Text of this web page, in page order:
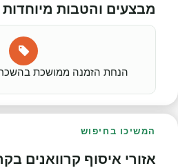
מבצעים והטבות מיוחדות
הנחת הזמנה ממושכת
המשיכו בחיפוש
אזורי איסוף קרוואנים